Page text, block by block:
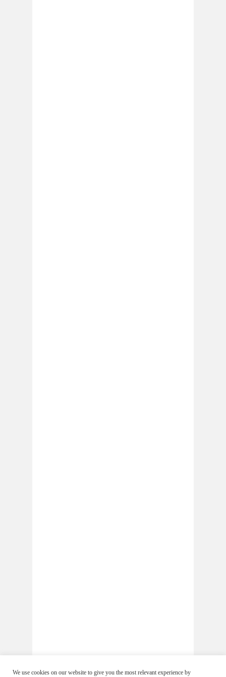
We use cookies on our website to give you the most relevant experience by